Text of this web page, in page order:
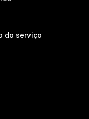
do serviço